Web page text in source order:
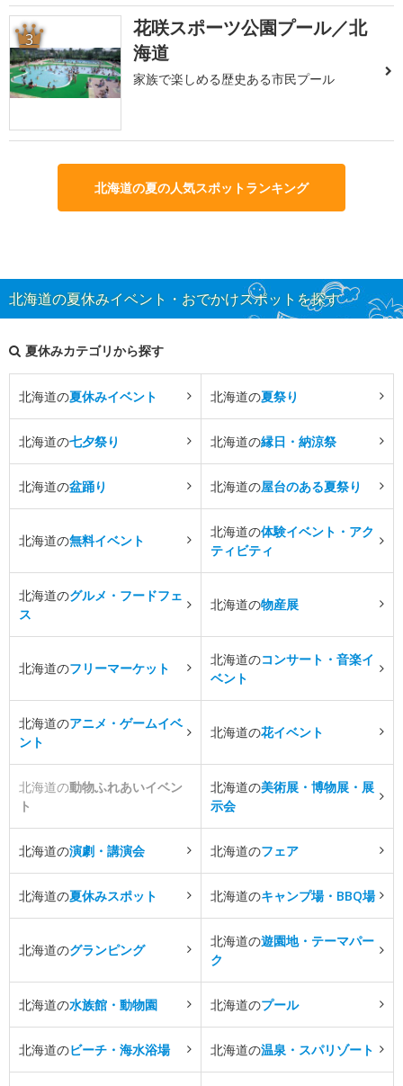
3
花咲スポーツ公園プール／北
海道
家族で楽しめる歴史ある市民プール
北海道の夏の人気スポットランキング
北海道の夏休みイベント・おでかけスポットを探す
夏休みカテゴリから探す
北海道の夏休みイベント 北海道の夏祭り
北海道の七夕祭り 北海道の縁日・納涼祭
北海道の盆踊り 北海道の屋台のある夏祭り
北海道の無料イベント
北海道の体験イベント・アク
ティビティ
北海道のグルメ・フードフェ
ス
北海道の物産展
北海道のフリーマーケット
北海道のコンサート・音楽イ
ベント
北海道のアニメ・ゲームイベ
ント
北海道の花イベント
北海道の動物ふれあいイベン
ト
北海道の美術展・博物展・展
示会
北海道の演劇・講演会 北海道のフェア
北海道の夏休みスポット 北海道のキャンプ場・BBQ場
北海道のグランピング
北海道の遊園地・テーマパー
ク
北海道の水族館・動物園 北海道のプール
北海道のビーチ・海水浴場 北海道の温泉・スパリゾート